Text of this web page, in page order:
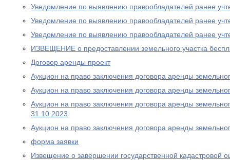
Уведомление по выявлению правообладателей ранее
Уведомление по выявлению правообладателей ранее
Уведомление по выявлению правообладателей ранее
ИЗВЕЩЕНИЕ о предоставлении земельного участка
Договор аренды проект
Аукцион на право заключения договора аренды
Аукцион на право заключения договора аренды
Аукцион на право заключения договора аренды
31.10.2023
Аукцион на право заключения договора аренды
форма заявки
Извещение о завершении государственной кадастровой